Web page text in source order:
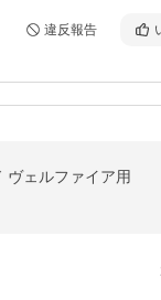
違反報告
ヴェルファイア用